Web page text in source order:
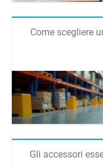
Come scegliere
Gli accessori